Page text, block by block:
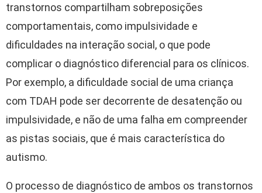
transtornos compartilham sobreposições
comportamentais, como impulsividade e
dificuldades na interação social, o que pode
complicar o diagnóstico diferencial para os clínicos.
Por exemplo, a dificuldade social de uma criança
com TDAH pode ser decorrente de desatenção ou
impulsividade, e não de uma falha em compreender
as pistas sociais, que é mais característica do
autismo.
O processo de diagnóstico de ambos os transtornos